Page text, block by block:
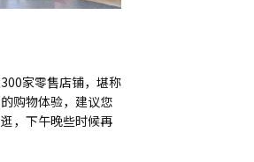
家零售店铺，堪称
购物体验，建议您
，下午晚些时候再